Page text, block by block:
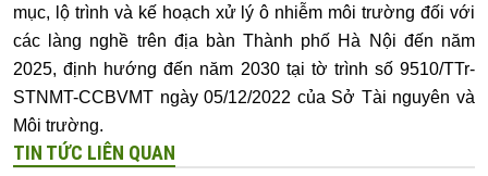
mục, lộ trình và kế hoạch xử lý ô nhiễm môi trường đối với
các làng nghề trên địa bàn Thành phố Hà Nội đến năm
2025, định hướng đến năm 2030 tại tờ trình số 9510/TTr-
STNMT-CCBVMT ngày 05/12/2022 của Sở Tài nguyên và
Môi trường.
TIN TỨC LIÊN QUAN